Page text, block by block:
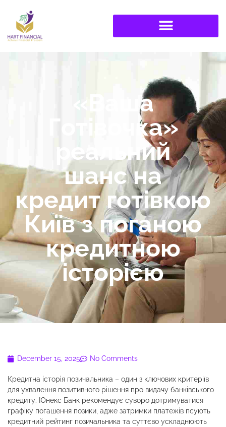
«Ваша
Готівочка»
реальний
шанс на
кредит готівкою
Київ з поганою
кредитною
історією
December 15, 2025 No Comments
Кредитна історія позичальника – один з ключових критеріїв
для ухвалення позитивного рішення про видачу банківського
кредиту. Юнекс Банк рекомендує суворо дотримуватися
графіку погашення позики, адже затримки платежів псують
кредитний рейтинг позичальника та суттєво ускладнюють